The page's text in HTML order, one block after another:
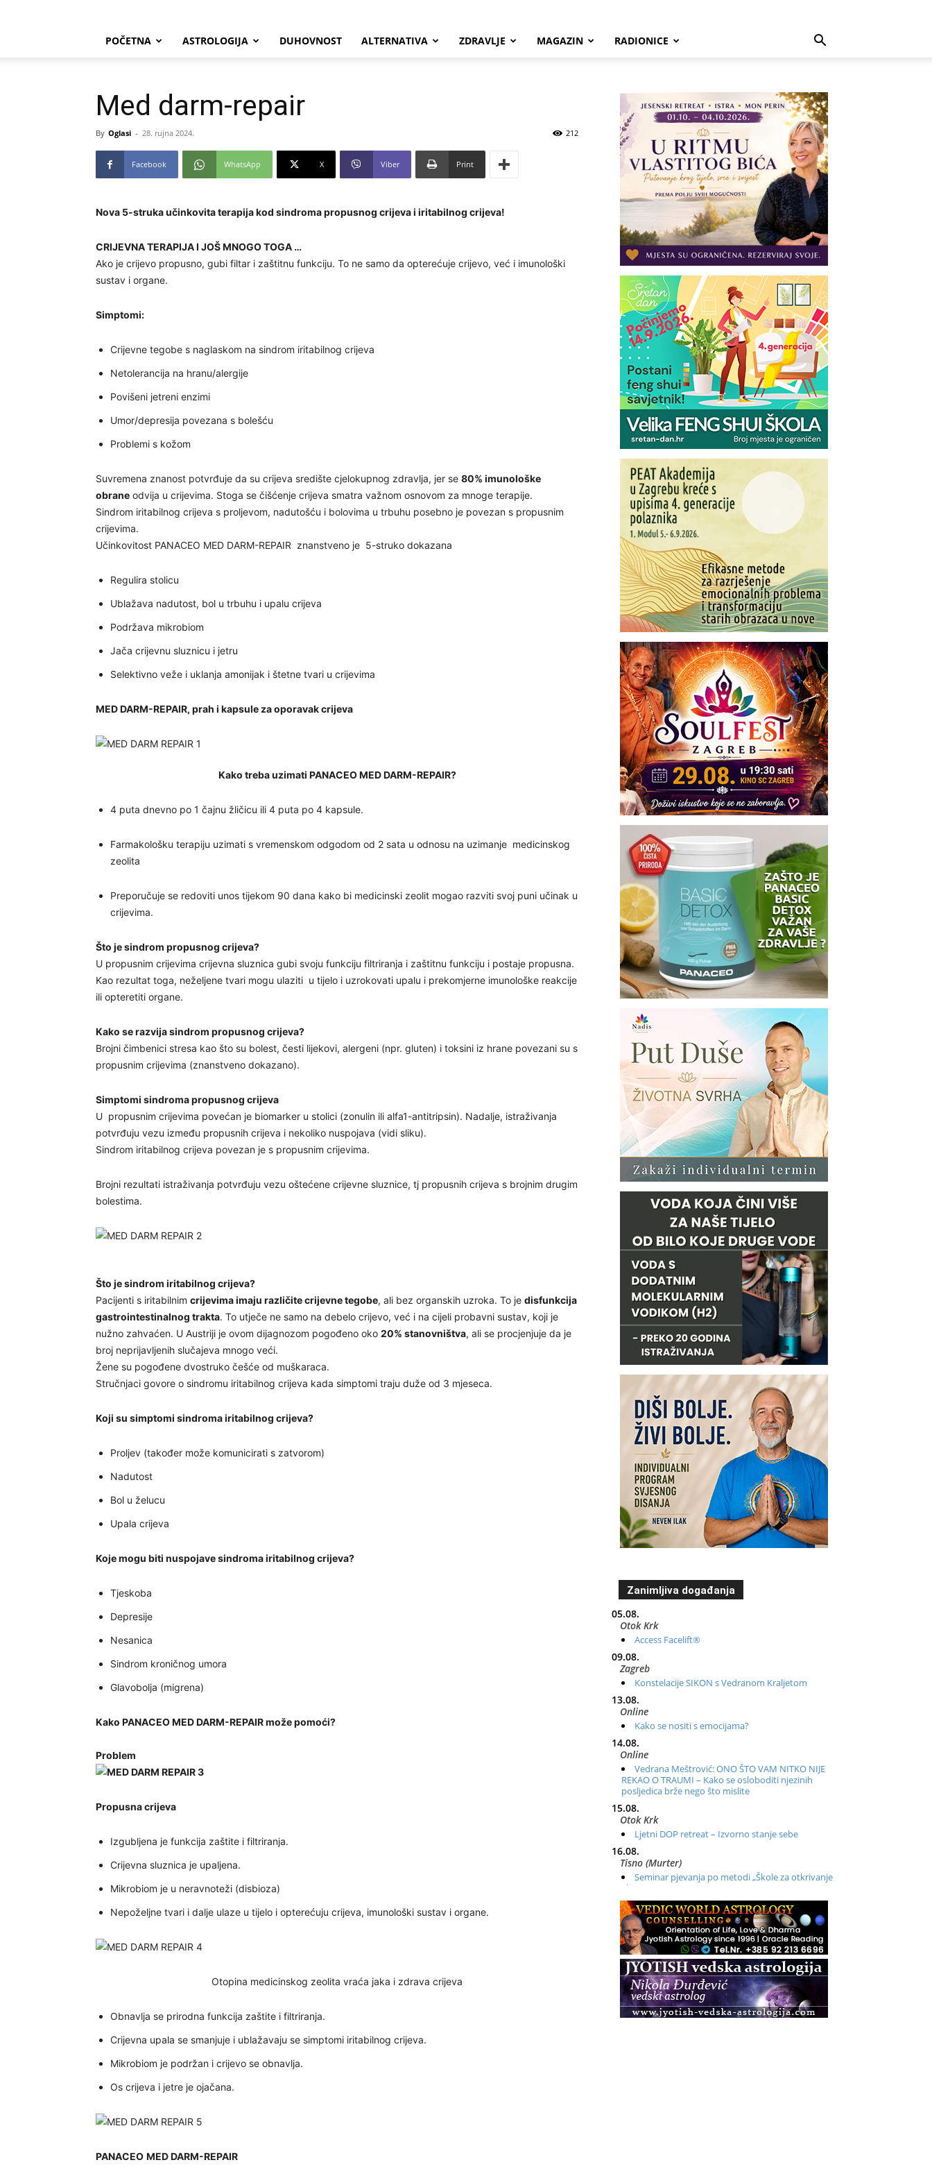
POČETNA ASTROLOGIJA DUHOVNOST ALTERNATIVA ZDRAVLJE MAGAZIN RADIONICE
Med darm-repair
By Oglasi - 28. rujna 2024. 212
Facebook WhatsApp X Viber Print
Nova 5-struka učinkovita terapija kod sindroma propusnog crijeva i iritabilnog crijeva!
CRIJEVNA TERAPIJA I JOŠ MNOGO TOGA …
Ako je crijevo propusno, gubi filtar i zaštitnu funkciju. To ne samo da opterećuje crijevo, već i imunološki
sustav i organe.
Simptomi:
Crijevne tegobe s naglaskom na sindrom iritabilnog crijeva
Netolerancija na hranu/alergije
Povišeni jetreni enzimi
Umor/depresija povezana s bolešću
Problemi s kožom
Suvremena znanost potvrđuje da su crijeva središte cjelokupnog zdravlja, jer se 80% imunološke
obrane odvija u crijevima. Stoga se čišćenje crijeva smatra važnom osnovom za mnoge terapije.
Sindrom iritabilnog crijeva s proljevom, nadutošću i bolovima u trbuhu posebno je povezan s propusnim
crijevima.
Učinkovitost PANACEO MED DARM-REPAIR znanstveno je 5-struko dokazana
Regulira stolicu
Ublažava nadutost, bol u trbuhu i upalu crijeva
Podržava mikrobiom
Jača crijevnu sluznicu i jetru
Selektivno veže i uklanja amonijak i štetne tvari u crijevima
MED DARM-REPAIR, prah i kapsule za oporavak crijeva
Kako treba uzimati PANACEO MED DARM-REPAIR?
4 puta dnevno po 1 čajnu žličicu ili 4 puta po 4 kapsule.
Farmakološku terapiju uzimati s vremenskom odgodom od 2 sata u odnosu na uzimanje medicinskog
zeolita
Preporučuje se redoviti unos tijekom 90 dana kako bi medicinski zeolit mogao razviti svoj puni učinak u
crijevima.
Što je sindrom propusnog crijeva?
U propusnim crijevima crijevna sluznica gubi svoju funkciju filtriranja i zaštitnu funkciju i postaje propusna.
Kao rezultat toga, neželjene tvari mogu ulaziti u tijelo i uzrokovati upalu i prekomjerne imunološke reakcije
ili opteretiti organe.
Kako se razvija sindrom propusnog crijeva?
Brojni čimbenici stresa kao što su bolest, česti lijekovi, alergeni (npr. gluten) i toksini iz hrane povezani su s
propusnim crijevima (znanstveno dokazano).
Simptomi sindroma propusnog crijeva
U propusnim crijevima povećan je biomarker u stolici (zonulin ili alfa1-antitripsin). Nadalje, istraživanja
potvrđuju vezu između propusnih crijeva i nekoliko nuspojava (vidi sliku).
Sindrom iritabilnog crijeva povezan je s propusnim crijevima.
Brojni rezultati istraživanja potvrđuju vezu oštećene crijevne sluznice, tj propusnih crijeva s brojnim drugim
bolestima.
Što je sindrom iritabilnog crijeva?
Pacijenti s iritabilnim crijevima imaju različite crijevne tegobe, ali bez organskih uzroka. To je disfunkcija
gastrointestinalnog trakta. To utječe ne samo na debelo crijevo, već i na cijeli probavni sustav, koji je
nužno zahvaćen. U Austriji je ovom dijagnozom pogođeno oko 20% stanovništva, ali se procjenjuje da je
broj neprijavljenih slučajeva mnogo veći.
Žene su pogođene dvostruko češće od muškaraca.
Stručnjaci govore o sindromu iritabilnog crijeva kada simptomi traju duže od 3 mjeseca.
Koji su simptomi sindroma iritabilnog crijeva?
Proljev (također može komunicirati s zatvorom)
Nadutost
Bol u želucu
Upala crijeva
Koje mogu biti nuspojave sindroma iritabilnog crijeva?
Tjeskoba
Depresije
Nesanica
Sindrom kroničnog umora
Glavobolja (migrena)
Kako PANACEOMED DARM-REPAIRmožepomoći?
Problem
Propusna crijeva
Izgubljena je funkcija zaštite i filtriranja.
Crijevna sluznica je upaljena.
Mikrobiom je u neravnoteži (disbioza)
Nepoželjne tvari i dalje ulaze u tijelo i opterećuju crijeva, imunološki sustav i organe.
Otopina medicinskog zeolita vraća jaka i zdrava crijeva
Obnavlja se prirodna funkcija zaštite i filtriranja.
Crijevna upala se smanjuje i ublažavaju se simptomi iritabilnog crijeva.
Mikrobiom je podržan i crijevo se obnavlja.
Os crijeva i jetre je ojačana.
PANACEO MED DARM-REPAIR
Zanimljiva događanja
05.08.
Otok Krk
Access Facelift®
09.08.
Zagreb
Konstelacije SIKON s Vedranom Kraljetom
13.08.
Online
Kako se nositi s emocijama?
14.08.
Online
Vedrana Meštrović: ONO ŠTO VAM NITKO NIJE
REKAO O TRAUMI – Kako se osloboditi njezinih
posljedica brže nego što mislite
15.08.
Otok Krk
Ljetni DOP retreat – Izvorno stanje sebe
16.08.
Tisno (Murter)
Seminar pjevanja po metodi „Škole za otkrivanje
glasa“
20.08.
Online
Radionica: Pomagači iz drugih dimenzija Online –
otvoreno za sve
21.08.
Zagreb+Online
Osnovni ThetaHealing® tečaj, Zagreb i Online
22.08.
Pula